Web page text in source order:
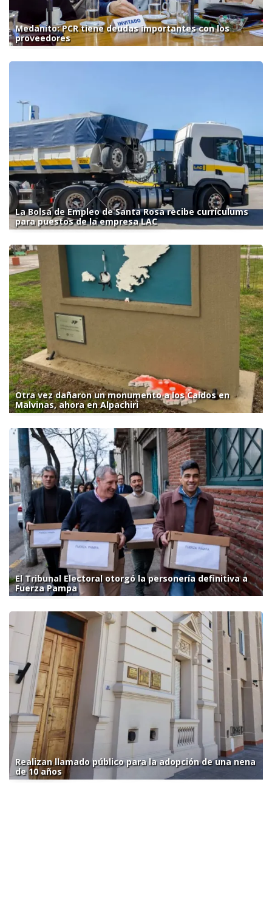
Medanito: PCR tiene deudas importantes con los
proveedores
La Bolsa de Empleo de Santa Rosa recibe currículums
para puestos de la empresa LAC
Otra vez dañaron un monumento a los Caídos en
Malvinas, ahora en Alpachiri
El Tribunal Electoral otorgó la personería definitiva a
Fuerza Pampa
Realizan llamado público para la adopción de una nena
de 10 años